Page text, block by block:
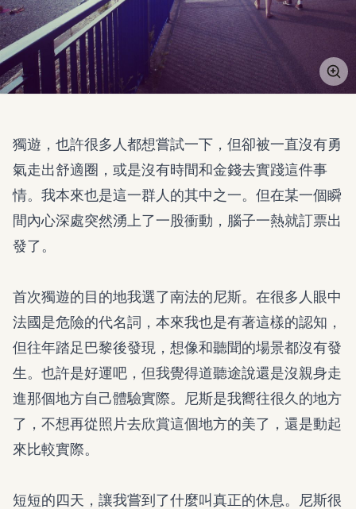
獨遊，也許很多人都想嘗試一下，但卻被一直沒有勇
氣走出舒適圈，或是沒有時間和金錢去實踐這件事
情。我本來也是這一群人的其中之一。但在某一個瞬
間內心深處突然湧上了一股衝動，腦子一熱就訂票出
發了。
首次獨遊的目的地我選了南法的尼斯。在很多人眼中
法國是危險的代名詞，本來我也是有著這樣的認知，
但往年踏足巴黎後發現，想像和聽聞的場景都沒有發
生。也許是好運吧，但我覺得道聽途說還是沒親身走
進那個地方自己體驗實際。尼斯是我嚮往很久的地方
了，不想再從照片去欣賞這個地方的美了，還是動起
來比較實際。
短短的四天，讓我嘗到了什麼叫真正的休息。尼斯很